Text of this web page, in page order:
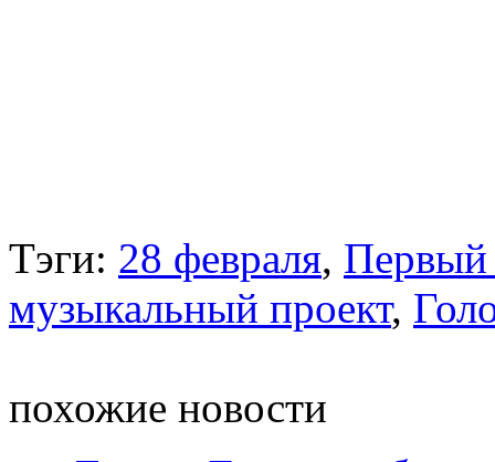
Тэги: 28 февраля, Первый
музыкальный проект,
похожие новости